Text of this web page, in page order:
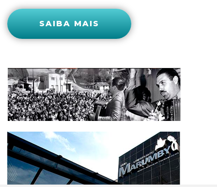
SAIBA MAIS